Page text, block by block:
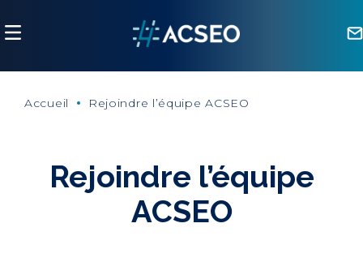
Accueil Rejoindre l’équipe ACSEO
Rejoindre l’équipe
ACSEO